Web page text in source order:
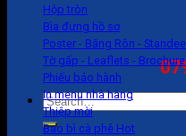
Search
for:
Hộp tròn
Bìa đựng hồ sơ
Poster - Băng Rôn - Standee
Tờ gấp - Leaflets -
Phiếu bảo hành
In menu nhà hàng
Thiệp mời
Bao bì cà phê